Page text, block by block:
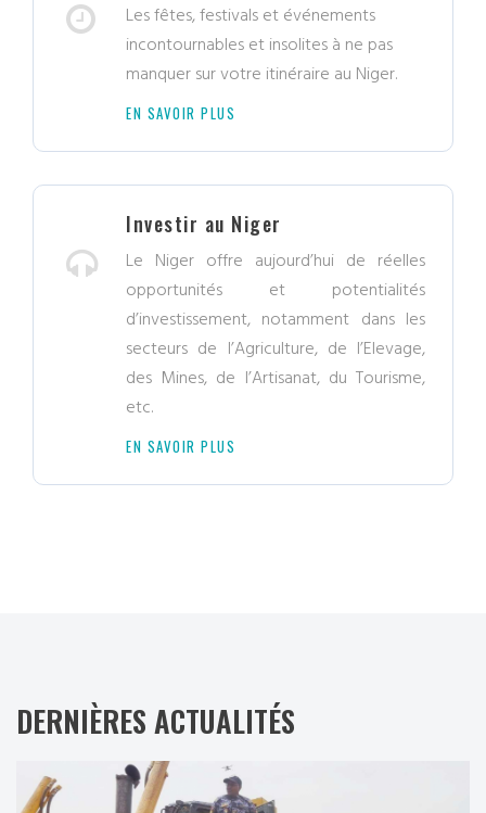
Les fêtes, festivals et événements
incontournables et insolites à ne pas
manquer sur votre itinéraire au Niger.
EN SAVOIR PLUS
Investir au Niger
Le Niger offre aujourd’hui de réelles
opportunités et potentialités
d’investissement, notamment dans les
secteurs de l’Agriculture, de l’Elevage,
des Mines, de l’Artisanat, du Tourisme,
etc.
EN SAVOIR PLUS
DERNIÈRES ACTUALITÉS